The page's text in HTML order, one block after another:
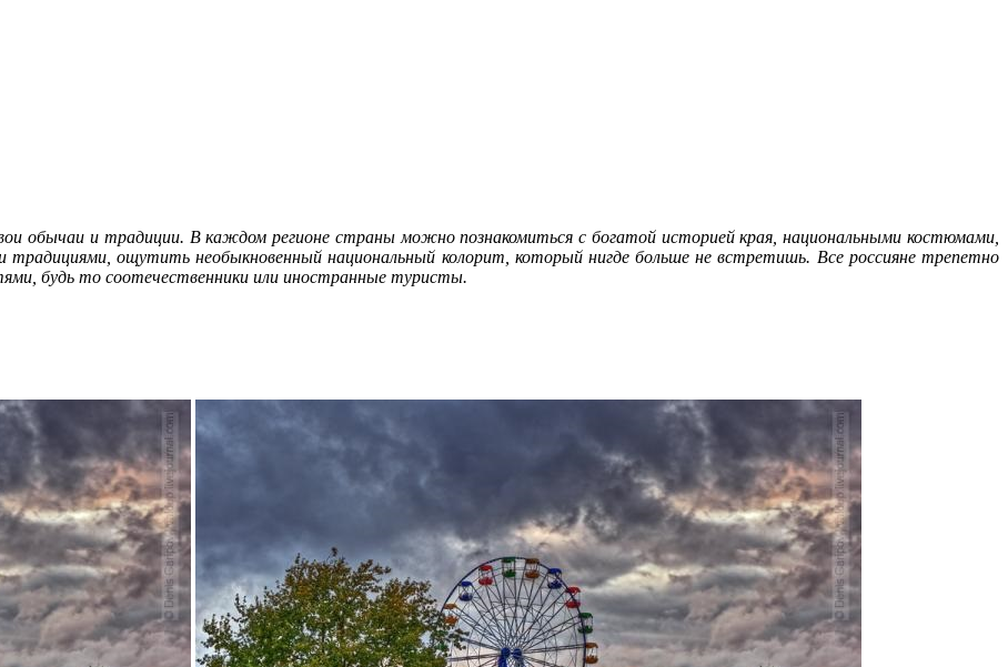
обычаи и традиции. В каждом регионе страны можно познакомиться с богатой историей края, национальными костюмами,
ощутить необыкновенный национальный колорит, который нигде больше не встретишь. Все россияне трепетно
будь то соотечественники или иностранные туристы.